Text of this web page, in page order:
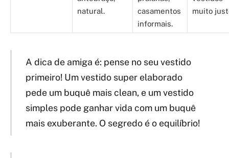
natural.
casamentos
informais.
muito
A dica de amiga é: pense no seu vestido
primeiro! Um vestido super elaborado
pede um buquê mais clean, e um vestido
simples pode ganhar vida com um buquê
mais exuberante. O segredo é o equilíbrio!